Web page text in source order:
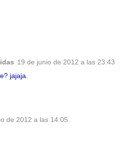
19 de junio de 2012 a las 23:43
jajaja.
de 2012 a las 14:05